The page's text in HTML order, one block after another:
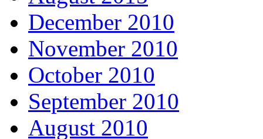
December 2010
November 2010
October 2010
September 2010
August 2010